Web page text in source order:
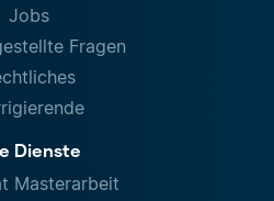
Jobs
Fragen
Dienste
Masterarbeit